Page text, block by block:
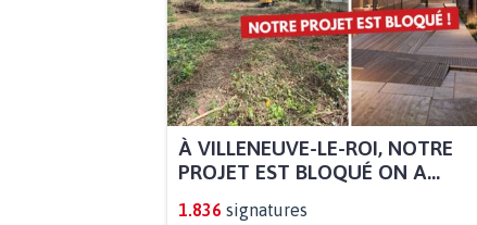
À VILLENEUVE-LE-ROI, NOTRE
PROJET EST BLOQUÉ ON A...
1.836 signatures